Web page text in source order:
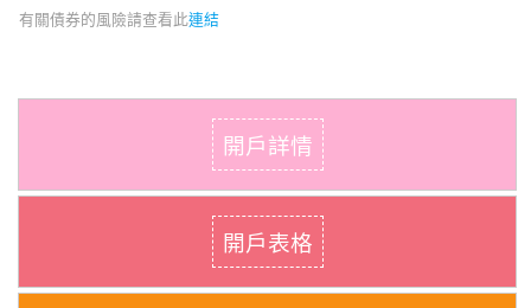
有關債券的風險請查看此連結
開戶詳情
開戶表格